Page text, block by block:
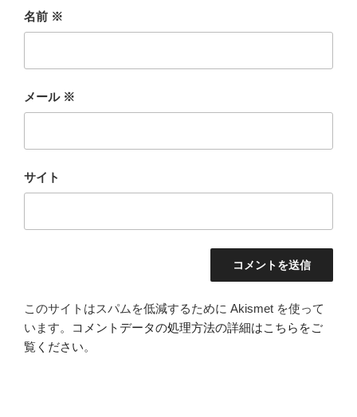
名前 ※
メール ※
サイト
このサイトはスパムを低減するために Akismet を使って
います。
コメントデータの処理方法の詳細はこちらをご
覧ください。